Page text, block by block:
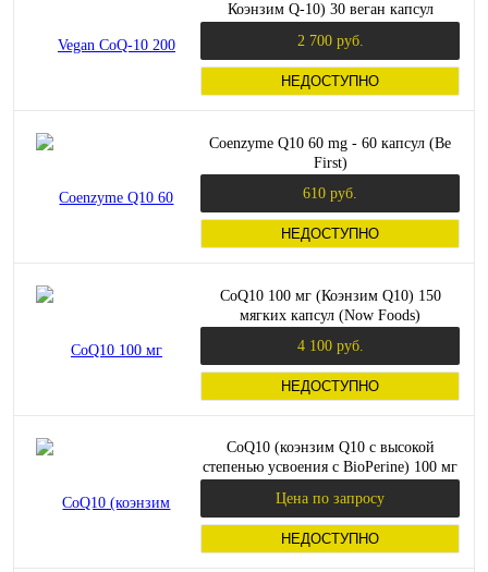
Коэнзим Q-10) 30 веган капсул
2 700 руб.
НЕДОСТУПНО
Coenzyme Q10 60 mg - 60 капсул (Be
First)
610 руб.
НЕДОСТУПНО
CoQ10 100 мг (Коэнзим Q10) 150
мягких капсул (Now Foods)
4 100 руб.
НЕДОСТУПНО
CoQ10 (коэнзим Q10 с высокой
степенью усвоения с BioPerine) 100 мг
Цена по запросу
НЕДОСТУПНО